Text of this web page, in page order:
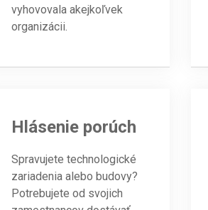
vyhovovala akejkoľvek
organizácii.
Hlásenie porúch
Spravujete technologické
zariadenia alebo budovy?
Potrebujete od svojich